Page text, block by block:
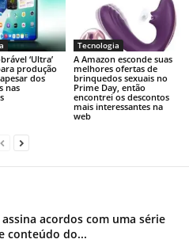
‘Ultra’
produção
dos
nas
Tecnologia
A Amazon esconde suas
melhores ofertas de
brinquedos sexuais no
Prime Day, então
encontrei os descontos
mais interessantes na
web
acordos com uma série
conteúdo do...